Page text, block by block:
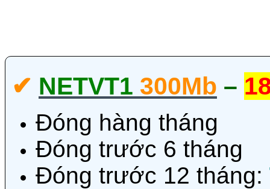
✔‎ NETVT1 300Mb –
Đóng hàng tháng
Đóng trước 6 tháng
Đóng trước 12 tháng: